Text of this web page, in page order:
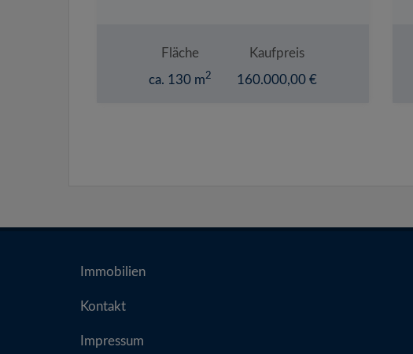
Fläche
ca. 130 m2
Kaufpreis
160.000,00 €
Immobilien
Kontakt
Impressum